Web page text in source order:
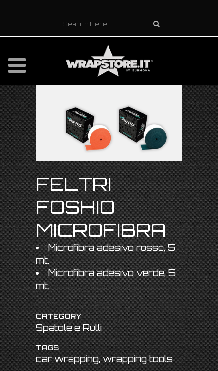
FELTRI
FOSHIO
MICROFIBRA
Microfibra adesivo rosso, 5
mt.
Microfibra adesivo verde, 5
mt.
CATEGORY
Spatole e Rulli
TAGS
car wrapping, wrapping tools